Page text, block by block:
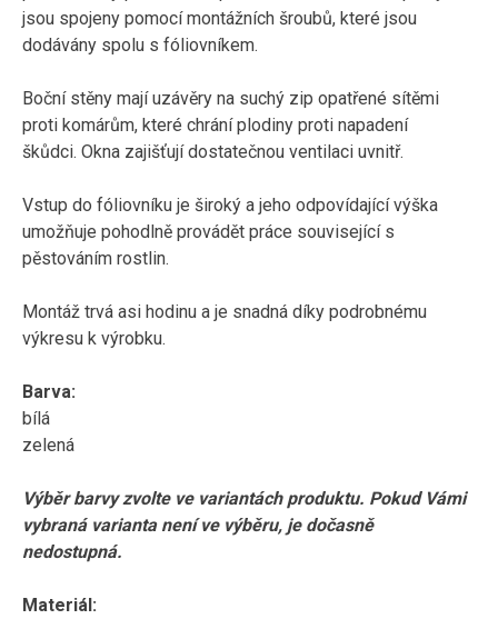
jsou spojeny pomocí montážních šroubů, které jsou
dodávány spolu s fóliovníkem.
Boční stěny mají uzávěry na suchý zip opatřené sítěmi
proti komárům, které chrání plodiny proti napadení
škůdci. Okna zajišťují dostatečnou ventilaci uvnitř.
Vstup do fóliovníku je široký a jeho odpovídající výška
umožňuje pohodlně provádět práce související s
pěstováním rostlin.
Montáž trvá asi hodinu a je snadná díky podrobnému
výkresu k výrobku.
Barva:
bílá
zelená
Výběr barvy zvolte ve variantách produktu. Pokud Vámi
vybraná varianta není ve výběru, je dočasně
nedostupná.
Materiál: